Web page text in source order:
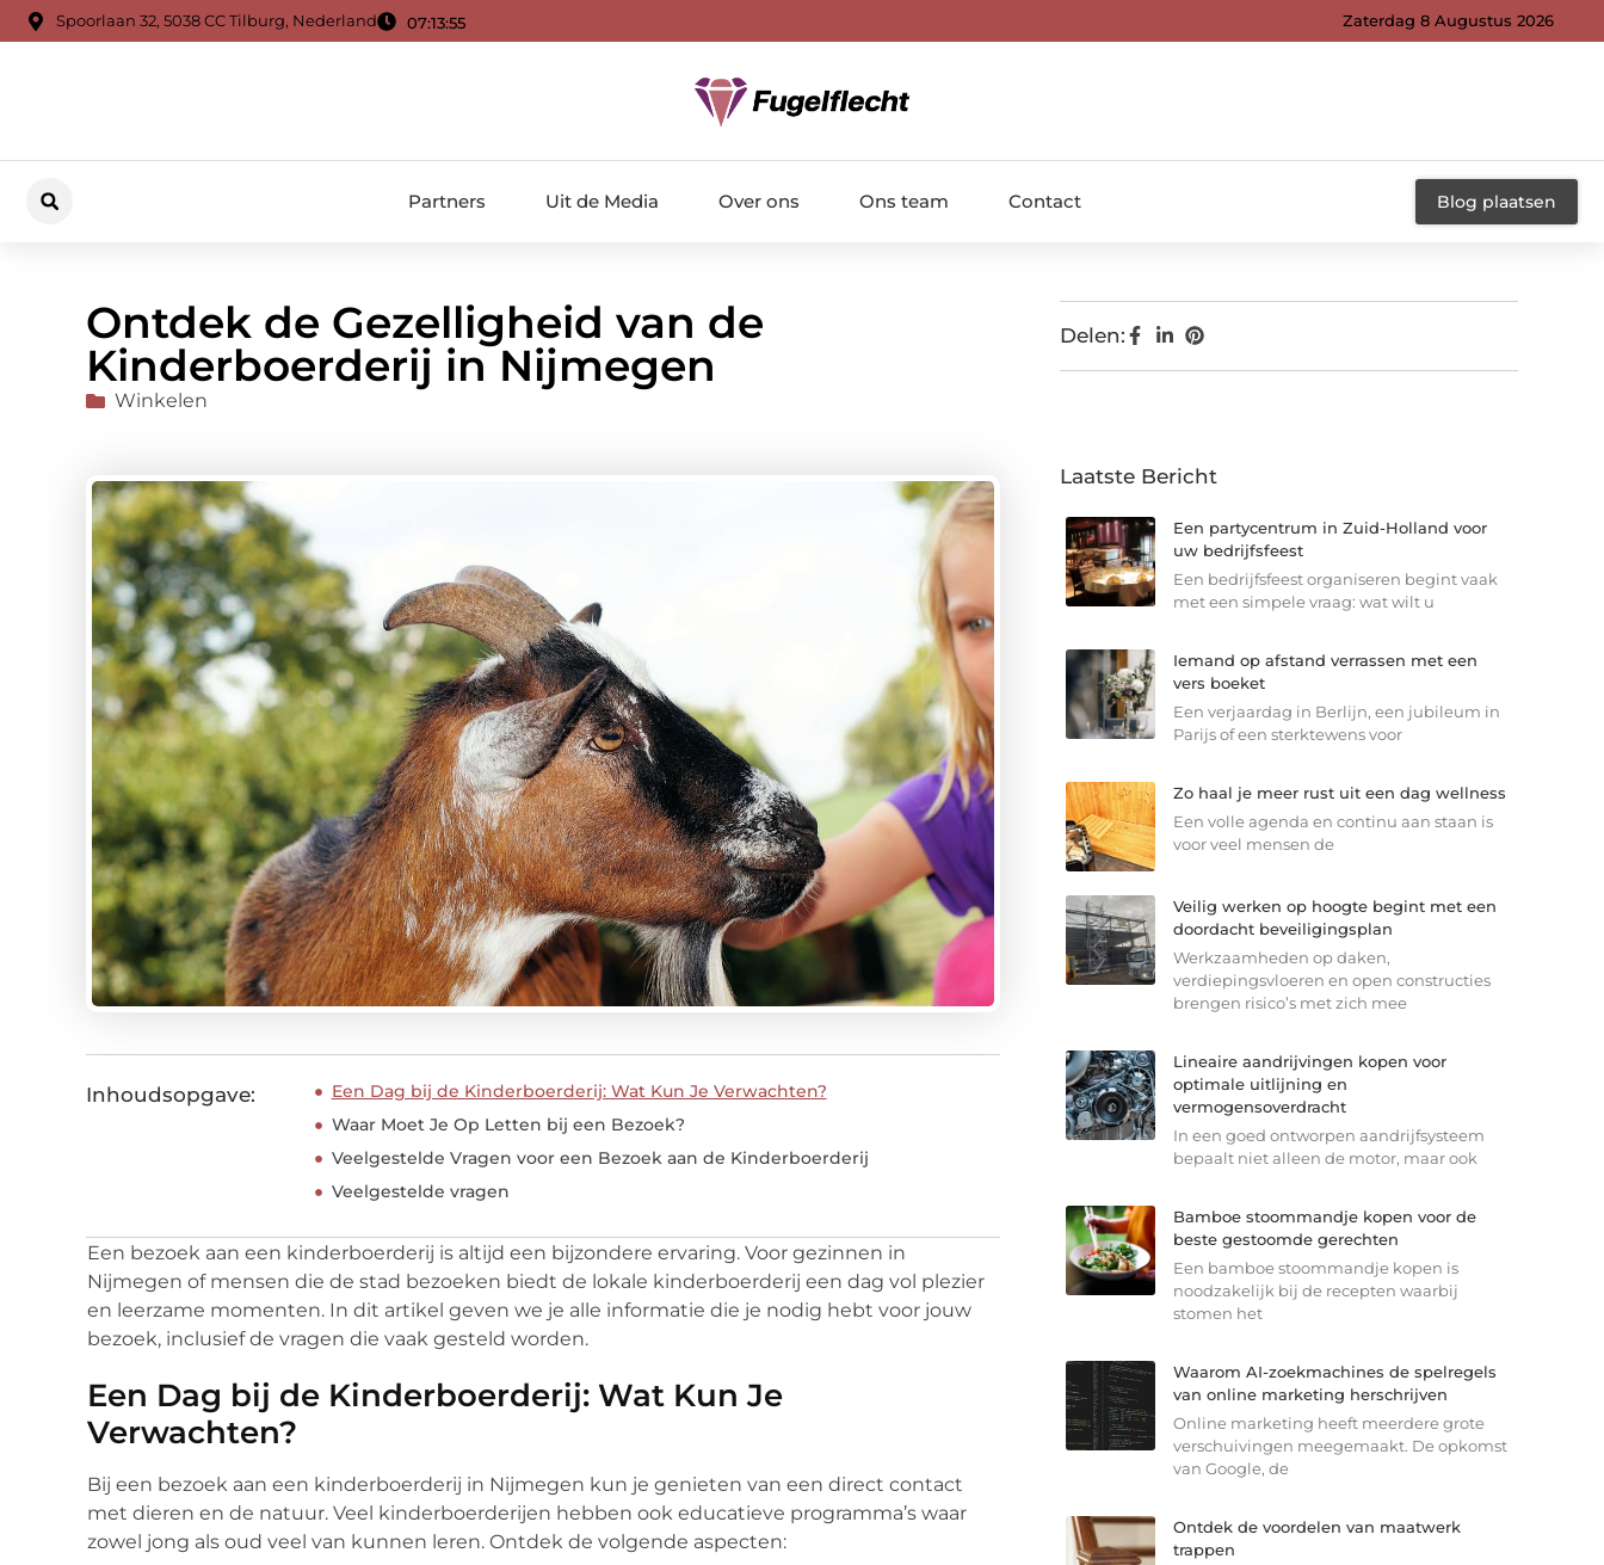
Spoorlaan 32, 5038 CC Tilburg, Nederland 07:13:56 Zaterdag 8 Augustus 2026
Partners Uit de Media Over ons Ons team Contact Blog plaatsen
Ontdek de Gezelligheid van de
Kinderboerderij in Nijmegen
Winkelen
Inhoudsopgave:
Een Dag bij de Kinderboerderij: Wat Kun Je Verwachten?
Waar Moet Je Op Letten bij een Bezoek?
Veelgestelde Vragen voor een Bezoek aan de Kinderboerderij
Veelgestelde vragen
Een bezoek aan een kinderboerderij is altijd een bijzondere ervaring. Voor gezinnen in
Nijmegen of mensen die de stad bezoeken biedt de lokale kinderboerderij een dag vol plezier
en leerzame momenten. In dit artikel geven we je alle informatie die je nodig hebt voor jouw
bezoek, inclusief de vragen die vaak gesteld worden.
Een Dag bij de Kinderboerderij: Wat Kun Je
Verwachten?
Bij een bezoek aan een kinderboerderij in Nijmegen kun je genieten van een direct contact
met dieren en de natuur. Veel kinderboerderijen hebben ook educatieve programma’s waar
zowel jong als oud veel van kunnen leren. Ontdek de volgende aspecten:
Delen:
Laatste Bericht
Een partycentrum in Zuid-Holland voor
uw bedrijfsfeest
Een bedrijfsfeest organiseren begint vaak
met een simpele vraag: wat wilt u
Iemand op afstand verrassen met een
vers boeket
Een verjaardag in Berlijn, een jubileum in
Parijs of een sterkte­wens voor
Zo haal je meer rust uit een dag wellness
Een volle agenda en continu aan staan is
voor veel mensen de
Veilig werken op hoogte begint met een
doordacht beveiligingsplan
Werkzaamheden op daken,
verdiepingsvloeren en open constructies
brengen risico’s met zich mee
Lineaire aandrijvingen kopen voor
optimale uitlijning en
vermogensoverdracht
In een goed ontworpen aandrijfsysteem
bepaalt niet alleen de motor, maar ook
Bamboe stoommandje kopen voor de
beste gestoomde gerechten
Een bamboe stoommandje kopen is
noodzakelijk bij de recepten waarbij
stomen het
Waarom AI-zoekmachines de spelregels
van online marketing herschrijven
Online marketing heeft meerdere grote
verschuivingen meegemaakt. De opkomst
van Google, de
Ontdek de voordelen van maatwerk
trappen